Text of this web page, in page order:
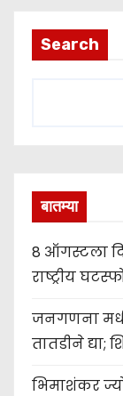
Search
बातम्या
8 ऑगस्टला
राष्ट्रीय
जनगणना
तातडीने द्या;
भिमाशंकर